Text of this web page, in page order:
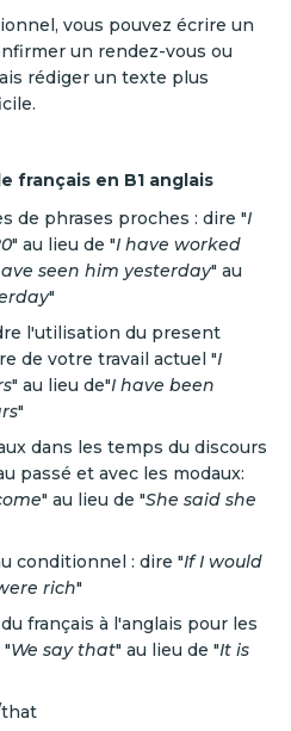
vous pouvez écrire un
un rendez-vous ou
rédiger un texte plus
français en B1 anglais
de phrases proches : dire "I
" au lieu de "I have worked
seen him yesterday" au
"
l'utilisation du present
de votre travail actuel "I
" au lieu de"I have been
"
dans les temps du discours
passé et avec les modaux:
" au lieu de "She said she
conditionnel : dire "If I would
rich"
français à l'anglais pour les
We say that" au lieu de "It is